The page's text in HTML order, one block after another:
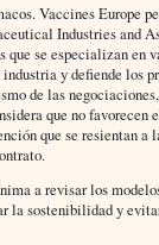
Vaccines Europe
Industries and
que se especializan en
y defiende los
de las
que no favorecen
que se resientan a
a revisar los
la sostenibilidad y